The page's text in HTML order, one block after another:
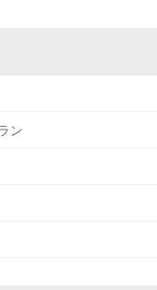
ン